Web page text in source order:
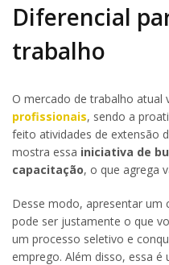
Diferencial
trabalho
O mercado de trabalho atual
profissionais, sendo a
feito atividades de extensão
mostra essa iniciativa de
capacitação, o que agrega
Desse modo, apresentar um
pode ser justamente o que
um processo seletivo e
emprego. Além disso, essa